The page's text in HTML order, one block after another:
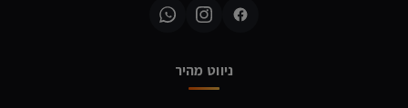
ניווט מהיר